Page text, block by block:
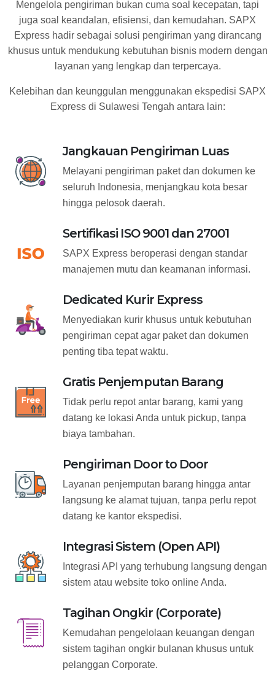
Mengelola pengiriman bukan cuma soal kecepatan, tapi
juga soal keandalan, efisiensi, dan kemudahan. SAPX
Express hadir sebagai solusi pengiriman yang dirancang
khusus untuk mendukung kebutuhan bisnis modern dengan
layanan yang lengkap dan terpercaya.
Kelebihan dan keunggulan menggunakan ekspedisi SAPX
Express di Sulawesi Tengah antara lain:
Jangkauan Pengiriman Luas
Melayani pengiriman paket dan dokumen ke
seluruh Indonesia, menjangkau kota besar
hingga pelosok daerah.
Sertifikasi ISO 9001 dan 27001
SAPX Express beroperasi dengan standar
manajemen mutu dan keamanan informasi.
Dedicated Kurir Express
Menyediakan kurir khusus untuk kebutuhan
pengiriman cepat agar paket dan dokumen
penting tiba tepat waktu.
Gratis Penjemputan Barang
Tidak perlu repot antar barang, kami yang
datang ke lokasi Anda untuk pickup, tanpa
biaya tambahan.
Pengiriman Door to Door
Layanan penjemputan barang hingga antar
langsung ke alamat tujuan, tanpa perlu repot
datang ke kantor ekspedisi.
Integrasi Sistem (Open API)
Integrasi API yang terhubung langsung dengan
sistem atau website toko online Anda.
Tagihan Ongkir (Corporate)
Kemudahan pengelolaan keuangan dengan
sistem tagihan ongkir bulanan khusus untuk
pelanggan Corporate.